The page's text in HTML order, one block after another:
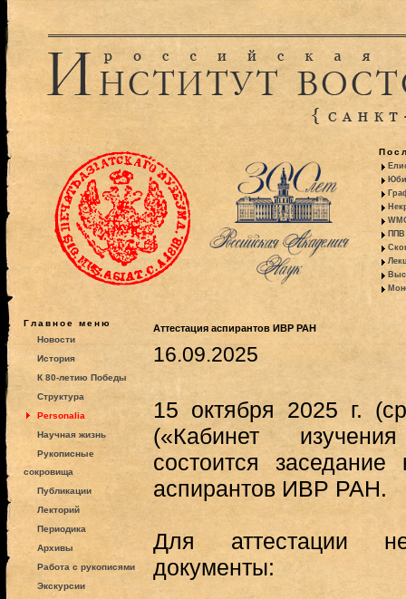
ППВ
Главное меню
Новости
История
К 80-летию Победы
Структура
Personalia
Научная жизнь
Рукописные
сокровища
Публикации
Лекторий
Периодика
Архивы
Работа с рукописями
Экскурсии
Аттестация аспирантов ИВР РАН
16.09.2025
15 октября 2025 г.
(«Кабинет
состоится заседание
аспирантов ИВР РАН.
Для аттестации
документы: